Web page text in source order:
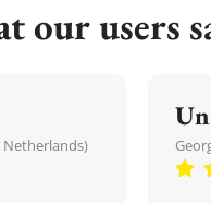
our users
Netherlands)